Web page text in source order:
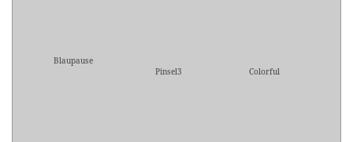
Blaupause
Pinsel3
Colorful